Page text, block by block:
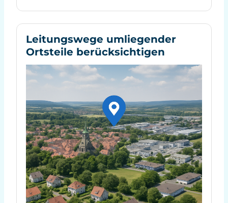
Leitungswege umliegender
Ortsteile berücksichtigen